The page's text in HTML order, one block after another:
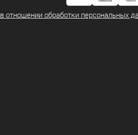
отношении обработки персональных